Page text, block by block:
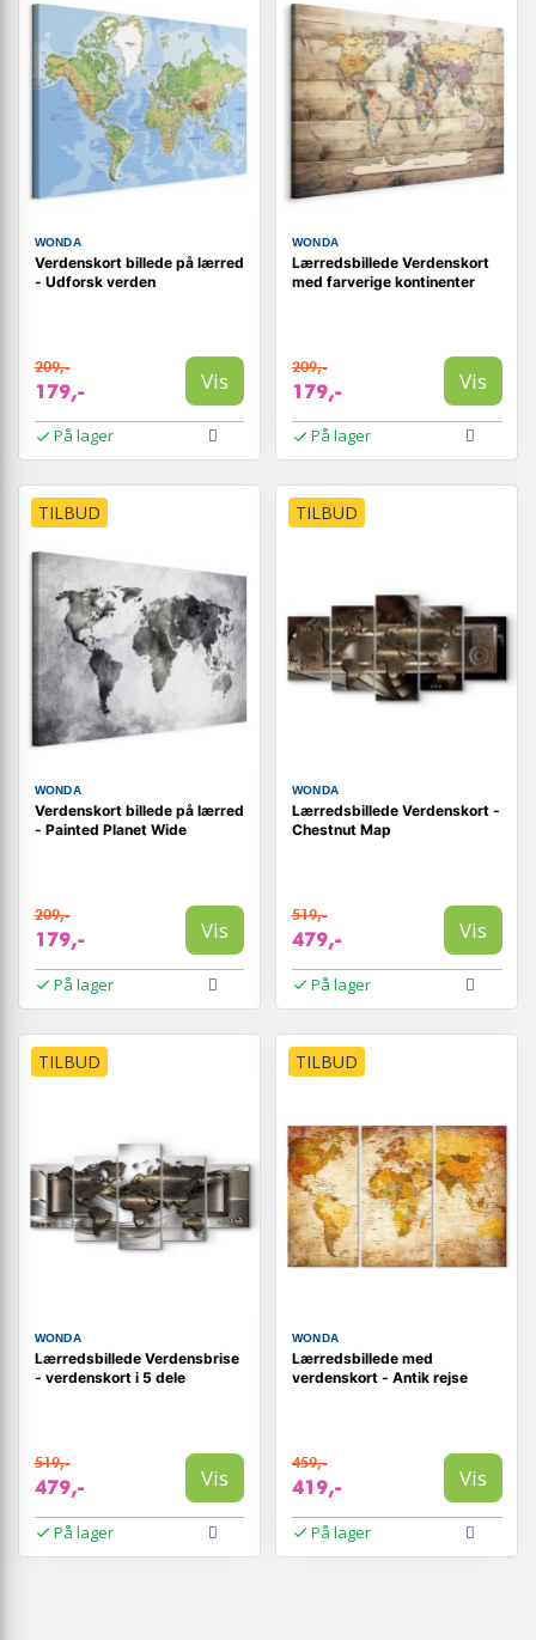
WONDA
Verdenskort billede på lærred
- Udforsk verden
209,-
179,- Vis
På lager
WONDA
Lærredsbillede Verdenskort
med farverige kontinenter
209,-
179,- Vis
På lager
TILBUD
WONDA
Verdenskort billede på lærred
- Painted Planet Wide
209,-
179,- Vis
På lager
TILBUD
WONDA
Lærredsbillede Verdenskort -
Chestnut Map
519,-
479,- Vis
På lager
TILBUD
WONDA
Lærredsbillede Verdensbrise
- verdenskort i 5 dele
519,-
479,- Vis
På lager
TILBUD
WONDA
Lærredsbillede med
verdenskort - Antik rejse
459,-
419,- Vis
På lager